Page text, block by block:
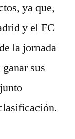
ya que,
y el FC
la jornada
sus